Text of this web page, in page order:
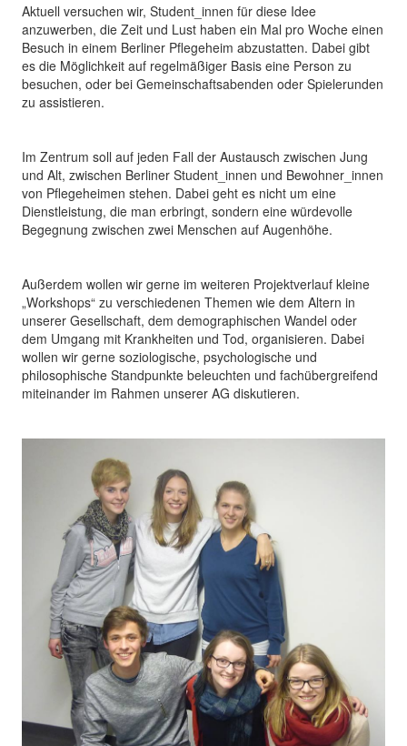
Aktuell versuchen wir, Student_innen für diese Idee
anzuwerben, die Zeit und Lust haben ein Mal pro Woche einen
Besuch in einem Berliner Pflegeheim abzustatten. Dabei gibt
es die Möglichkeit auf regelmäßiger Basis eine Person zu
besuchen, oder bei Gemeinschaftsabenden oder Spielerunden
zu assistieren.
Im Zentrum soll auf jeden Fall der Austausch zwischen Jung
und Alt, zwischen Berliner Student_innen und Bewohner_innen
von Pflegeheimen stehen. Dabei geht es nicht um eine
Dienstleistung, die man erbringt, sondern eine würdevolle
Begegnung zwischen zwei Menschen auf Augenhöhe.
Außerdem wollen wir gerne im weiteren Projektverlauf kleine
„Workshops“ zu verschiedenen Themen wie dem Altern in
unserer Gesellschaft, dem demographischen Wandel oder
dem Umgang mit Krankheiten und Tod, organisieren. Dabei
wollen wir gerne soziologische, psychologische und
philosophische Standpunkte beleuchten und fachübergreifend
miteinander im Rahmen unserer AG diskutieren.